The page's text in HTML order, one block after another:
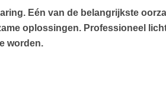
Eén van de belangrijkste
oplossingen. Professioneel
worden.